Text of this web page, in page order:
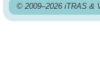
© 2009–2026 iTRAS &